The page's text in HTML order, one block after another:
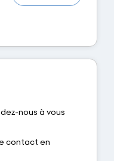
nous à vous
contact en